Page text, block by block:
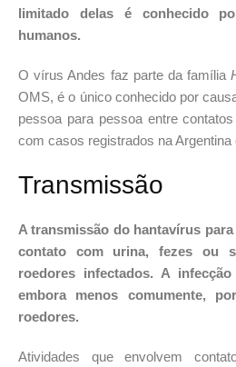
limitado delas é conhecido
humanos.
O vírus Andes faz parte da família
OMS, é o único conhecido por
pessoa para pessoa entre
com casos registrados na Argentina
Transmissão
A transmissão do hantavírus
contato com urina, fezes ou
roedores infectados. A
embora menos comumente,
roedores.
Atividades que envolvem